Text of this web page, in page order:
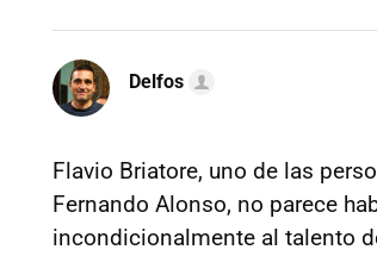
Delfos
Flavio Briatore, uno de las
Fernando Alonso, no parece
incondicionalmente al talento